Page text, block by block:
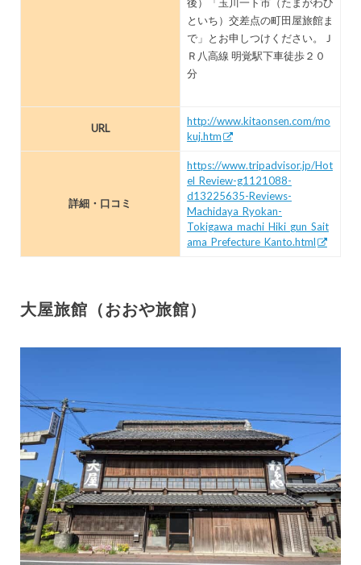
後）「玉川一ト市（たまがわひ
といち）交差点の町田屋旅館ま
で」とお申しつけください。Ｊ
Ｒ八高線 明覚駅下車徒歩２０
分
URL
http://www.kitaonsen.com/mo
kuj.htm
詳細・口コミ
https://www.tripadvisor.jp/Hot
el_Review-g1121088-
d13225635-Reviews-
Machidaya_Ryokan-
Tokigawa_machi_Hiki_gun_Sait
ama_Prefecture_Kanto.html
大屋旅館（おおや旅館）